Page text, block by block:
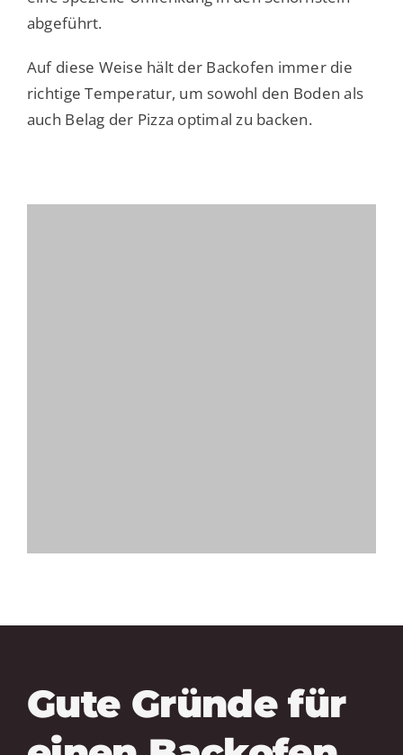
abgeführt.
Auf diese Weise hält der Backofen immer die
richtige Temperatur, um sowohl den Boden als
auch Belag der Pizza optimal zu backen.
Gute Gründe für